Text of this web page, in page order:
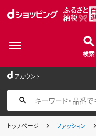
検索
アカウント
トップページ ファッション